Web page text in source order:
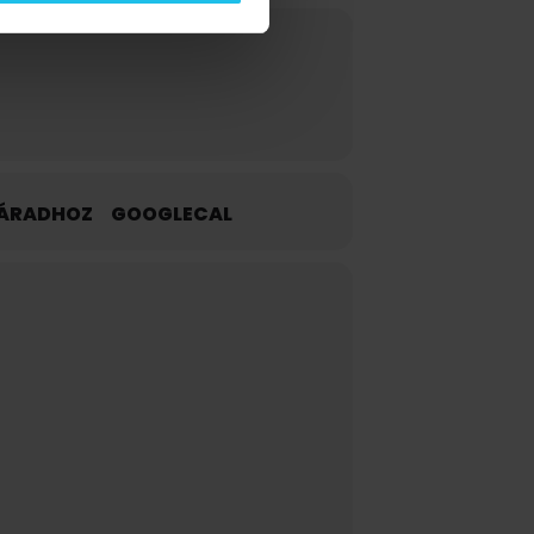
GOOGLECAL